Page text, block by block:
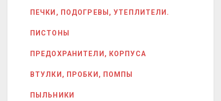
ПЕЧКИ, ПОДОГРЕВЫ, УТЕПЛИТЕЛИ.
ПИСТОНЫ
ПРЕДОХРАНИТЕЛИ, КОРПУСА
ВТУЛКИ, ПРОБКИ, ПОМПЫ
ПЫЛЬНИКИ